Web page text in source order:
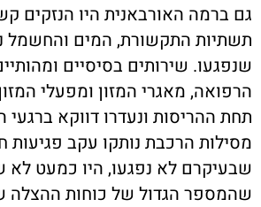
גם ברמה האורבאנית היו הנזקים
תשתיות התקשורת, המים והחשמל
שנפגעו. שירותים בסיסיים
הרפואה, מאגרי המזון ומפעלי
תחת ההריסות ונעדרו דווקא
מסילות הרכבת נותקו עקב פגיעות
שבעיקרם לא נפגעו, היו כמעט לא
שהמספר הגדול של כוחות ההצלה